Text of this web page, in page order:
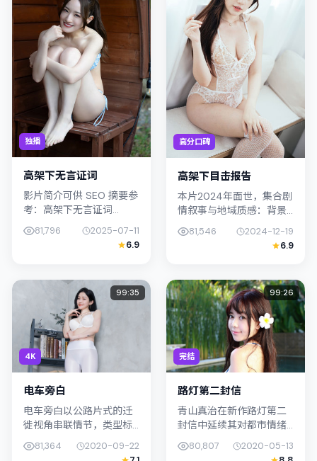
独播
高架下无言证词
影片简介可供 SEO 摘要参
考：高架下无言证词
（2025）由钟孟宏执导，
主演凤小岳；影片定位爱
情，叙事锚定韩国（釜
运，镜头...
81,796
2025-07-11
6.9
高分口碑
高架下目击报告
本片2024年面世，集合剧
情叙事与地域质感：背景
设定与新加坡的文化肌理
相呼应。导演毕赣善用光
影与声场塑造孤独感，染
动观众情...
81,546
2024-12-19
6.9
4K
99:35
电车旁白
电车旁白以公路片式的迁
徙视角串联情节，类型标
签为爱情。新海诚强调纪
实气质与留白美学，妻夫
81,364
2020-09-22
完结
99:26
路灯第二封信
青山真治在新作路灯第二
封信中延续其对都市情绪
的敏锐捕捉；故事扎根于
泰国（曼谷）的日常空
80,807
2020-05-13